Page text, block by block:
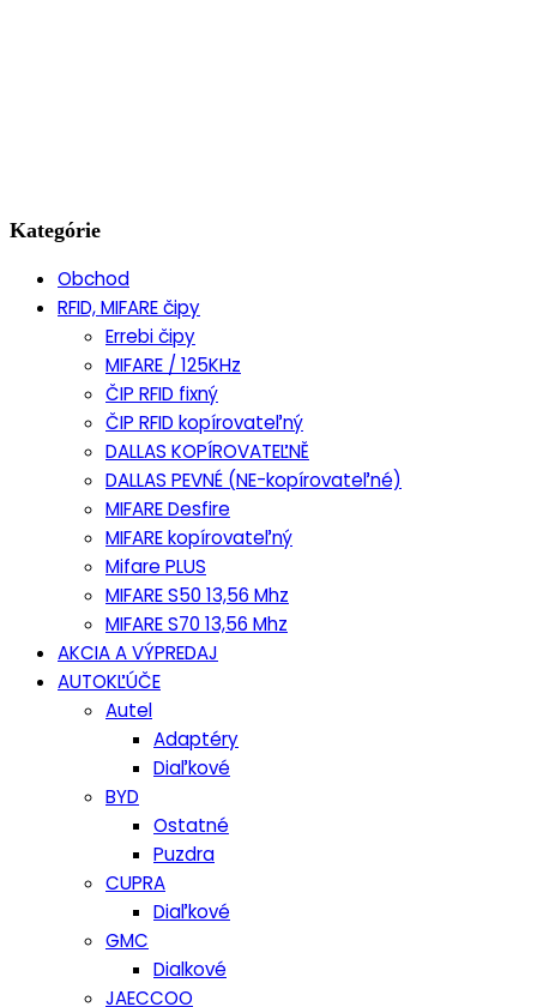
Kategórie
Obchod
RFID, MIFARE čipy
Errebi čipy
MIFARE / 125KHz
ČIP RFID fixný
ČIP RFID kopírovateľný
DALLAS KOPÍROVATEĽNĚ
DALLAS PEVNÉ (NE-kopírovateľné)
MIFARE Desfire
MIFARE kopírovateľný
Mifare PLUS
MIFARE S50 13,56 Mhz
MIFARE S70 13,56 Mhz
AKCIA A VÝPREDAJ
AUTOKĽÚČE
Autel
Adaptéry
Diaľkové
BYD
Ostatné
Puzdra
CUPRA
Diaľkové
GMC
Dialkové
JAECCOO